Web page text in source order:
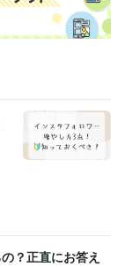
？正直にお答え